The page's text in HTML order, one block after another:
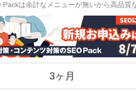
は余計なメニューが無いから高品質
3ヶ月